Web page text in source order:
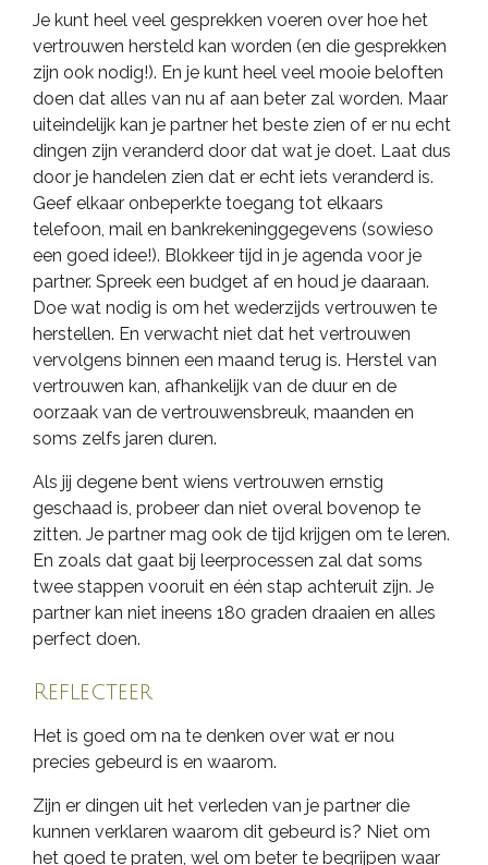
Je kunt heel veel gesprekken voeren over hoe het
vertrouwen hersteld kan worden (en die gesprekken
zijn ook nodig!). En je kunt heel veel mooie beloften
doen dat alles van nu af aan beter zal worden. Maar
uiteindelijk kan je partner het beste zien of er nu echt
dingen zijn veranderd door dat wat je doet. Laat dus
door je handelen zien dat er echt iets veranderd is.
Geef elkaar onbeperkte toegang tot elkaars
telefoon, mail en bankrekeninggegevens (sowieso
een goed idee!). Blokkeer tijd in je agenda voor je
partner. Spreek een budget af en houd je daaraan.
Doe wat nodig is om het wederzijds vertrouwen te
herstellen. En verwacht niet dat het vertrouwen
vervolgens binnen een maand terug is. Herstel van
vertrouwen kan, afhankelijk van de duur en de
oorzaak van de vertrouwensbreuk, maanden en
soms zelfs jaren duren.
Als jij degene bent wiens vertrouwen ernstig
geschaad is, probeer dan niet overal bovenop te
zitten. Je partner mag ook de tijd krijgen om te leren.
En zoals dat gaat bij leerprocessen zal dat soms
twee stappen vooruit en één stap achteruit zijn. Je
partner kan niet ineens 180 graden draaien en alles
perfect doen.
Reflecteer
Het is goed om na te denken over wat er nou
precies gebeurd is en waarom.
Zijn er dingen uit het verleden van je partner die
kunnen verklaren waarom dit gebeurd is? Niet om
het goed te praten, wel om beter te begrijpen waar